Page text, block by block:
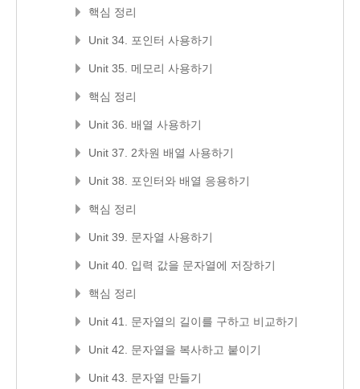
핵심 정리
Unit 34. 포인터 사용하기
Unit 35. 메모리 사용하기
핵심 정리
Unit 36. 배열 사용하기
Unit 37. 2차원 배열 사용하기
Unit 38. 포인터와 배열 응용하기
핵심 정리
Unit 39. 문자열 사용하기
Unit 40. 입력 값을 문자열에 저장하기
핵심 정리
Unit 41. 문자열의 길이를 구하고 비교하기
Unit 42. 문자열을 복사하고 붙이기
Unit 43. 문자열 만들기